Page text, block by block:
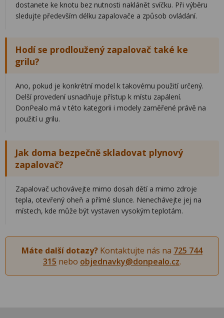
dostanete ke knotu bez nutnosti naklánět svíčku. Při výběru
sledujte především délku zapalovače a způsob ovládání.
Hodí se prodloužený zapalovač také ke
grilu?
Ano, pokud je konkrétní model k takovému použití určený.
Delší provedení usnadňuje přístup k místu zapálení.
DonPealo má v této kategorii i modely zaměřené právě na
použití u grilu.
Jak doma bezpečně skladovat plynový
zapalovač?
Zapalovač uchovávejte mimo dosah dětí a mimo zdroje
tepla, otevřený oheň a přímé slunce. Nenechávejte jej na
místech, kde může být vystaven vysokým teplotám.
Máte další dotazy? Kontaktujte nás na 725 744
315 nebo objednavky@donpealo.cz.